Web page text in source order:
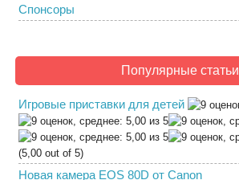
Спонсоры
Популярные статьи
Игровые приставки для детей
(5,00 out of 5)
Новая камера EOS 80D от Canon